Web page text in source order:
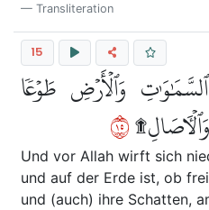
Transliteration
15
وَٱلۡأَرۡضِ طَوۡعٗا
٥١
Und vor Allah wirft sich
und auf der Erde ist, ob
und (auch) ihre Schatten,